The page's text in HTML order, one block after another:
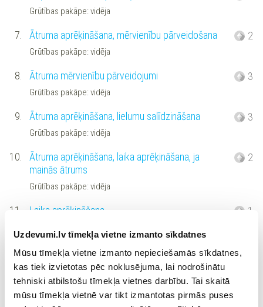
Uzdevumi.lv tīmekļa vietne izmanto sīkdatnes
Mūsu tīmekļa vietne izmanto nepieciešamās sīkdatnes,
kas tiek izvietotas pēc noklusējuma, lai nodrošinātu
tehniski atbilstošu tīmekļa vietnes darbību. Tai skaitā
mūsu tīmekļa vietnē var tikt izmantotas pirmās puses
Grūtības pakāpe: vidēja
7. Ātruma aprēķināšana, mērvienību pārveidošana
Grūtības pakāpe: vidēja
2
8. Ātruma mērvienību pārveidojumi
Grūtības pakāpe: vidēja
3
9. Ātruma aprēķināšana, lielumu salīdzināšana
Grūtības pakāpe: vidēja
3
10.
Ātruma aprēķināšana, laika aprēķināšana, ja
mainās ātrums
Grūtības pakāpe: vidēja
2
11. Laika aprēķināšana 1
12. Ceļa aprēķināšana
Grūtības pakāpe: vidēja
13. Ceļa aprēķināšana, ja mainās laiks I